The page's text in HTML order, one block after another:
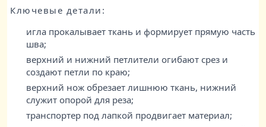
Ключевые детали:
игла прокалывает ткань и формирует прямую часть
шва;
верхний и нижний петлители огибают срез и
создают петли по краю;
верхний нож обрезает лишнюю ткань, нижний
служит опорой для реза;
транспортер под лапкой продвигает материал;